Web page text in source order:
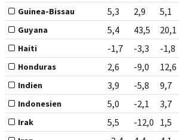
Guinea-Bissau 5,3 2,9 5,1
Guyana 5,4 43,5 20,1
Haiti -1,7 -3,3 -1,8
Honduras 2,6 -9,0 12,6
Indien 3,9 -5,8 9,7
Indonesien 5,0 -2,1 3,7
Irak 5,5 -12,0 1,5